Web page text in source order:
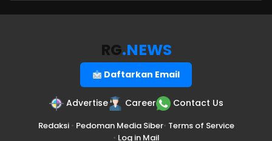
RG.NEWS
Daftarkan Email
Advertise Career Contact Us
Redaksi• Pedoman Media Siber• Terms of Service
• Log in Mail